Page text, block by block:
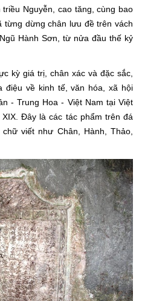
Nguyễn, cao tăng, cùng bao
từng dừng chân lưu đề trên vách
Hành Sơn, từ nửa đầu thế kỷ
kỳ giá trị, chân xác và đặc sắc,
điệu về kinh tế, văn hóa, xã hội
- Trung Hoa - Việt Nam tại Việt
Đây là các tác phẩm trên đá
viết như Chân, Hành, Thảo,